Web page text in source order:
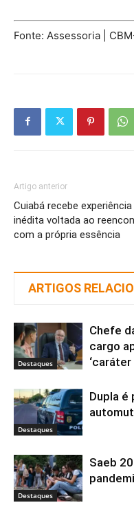
Fonte: Assessoria |
Artigo anterior
Cuiabá recebe experiência
inédita voltada ao
com a própria essência
ARTIGOS
Destaques
Chefe
cargo
Destaques
Dupla é
Destaques
Saeb